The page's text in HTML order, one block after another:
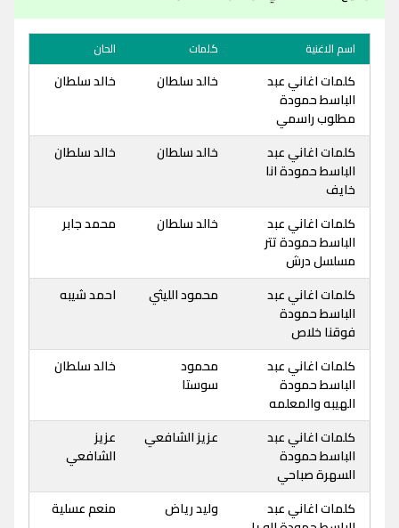
اسم الاغنية كلمات الحان
كلمات اغاني عبد
الباسط حمودة
مطلوب راسمي
خالد سلطان خالد سلطان
كلمات اغاني عبد
الباسط حمودة انا
خايف
خالد سلطان خالد سلطان
كلمات اغاني عبد
الباسط حمودة تتر
مسلسل درش
خالد سلطان محمد جابر
كلمات اغاني عبد
الباسط حمودة
فوقنا خلاص
محمود الليثي احمد شيبه
كلمات اغاني عبد
الباسط حمودة
الهيبه والمعلمه
محمود
سوستا
خالد سلطان
كلمات اغاني عبد
الباسط حمودة
السهرة صباحي
عزيز الشافعي
عزيز
الشافعي
كلمات اغاني عبد
وليد رياض منعم عسلية